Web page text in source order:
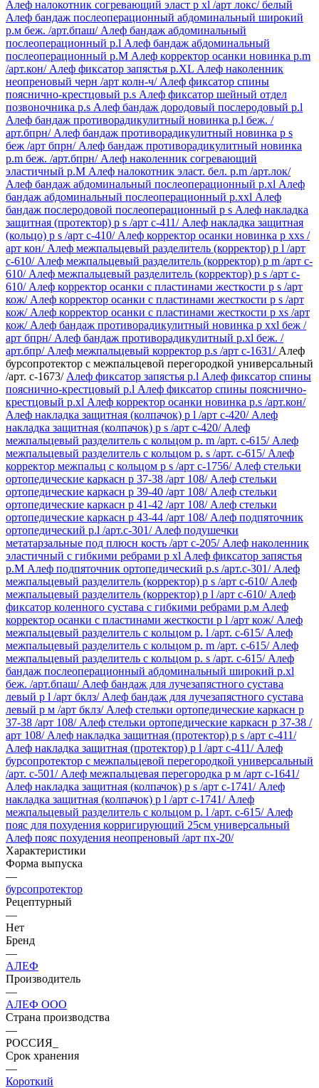
Алеф налокотник согревающий эласт р xl /арт локс/ белый
Алеф бандаж послеоперационный абдоминальный широкий
р.м беж. /арт.бпаш/ Алеф бандаж абдоминальный
послеоперационный р.l Алеф бандаж абдоминальный
послеоперационный р.М Алеф корректор осанки новинка р.m
/арт.кон/ Алеф фиксатор запястья р.XL Алеф наколенник
неопреновый черн /арт колн-ч/ Алеф фиксатор спины
пояснично-крестцовый р.s Алеф фиксатор шейный отдел
позвоночника р.s Алеф бандаж дородовый послеродовый р.l
Алеф бандаж противорадикулитный новинка р.l беж. /
арт.бпрн/ Алеф бандаж противорадикулитный новинка р s
беж /арт бпрн/ Алеф бандаж противорадикулитный новинка
р.m беж. /арт.бпрн/ Алеф наколенник согревающий
эластичный р.М Алеф налокотник эласт. бел. р.m /арт.лок/
Алеф бандаж абдоминальный послеоперационный р.xl Алеф
бандаж абдоминальный послеоперационный р.xxl Алеф
бандаж послеродовой послеоперационный р s Алеф накладка
защитная (протектор) р s /арт с-411/ Алеф накладка защитная
(кольцо) р s /арт с-410/ Алеф корректор осанки новинка р xxs /
арт кон/ Алеф межпальцевый разделитель (корректор) р l /арт
c-610/ Алеф межпальцевый разделитель (корректор) р m /арт c-
610/ Алеф межпальцевый разделитель (корректор) р s /арт c-
610/ Алеф корректор осанки с пластинами жесткости р s /арт
кож/ Алеф корректор осанки с пластинами жесткости р s /арт
кож/ Алеф корректор осанки с пластинами жесткости р xs /арт
кож/ Алеф бандаж противорадикулитный новинка р xxl беж /
арт бпрн/ Алеф бандаж противорадикулитный р.xl беж. /
арт.бпр/ Алеф межпальцевый корректор р.s /арт c-1631/ Алеф
бурсопротектор с межпальцевой перегородкой универсальный
/арт. c-1673/ Алеф фиксатор запястья р.l Алеф фиксатор спины
пояснично-крестцовый р.l Алеф фиксатор спины пояснично-
крестцовый р.xl Алеф корректор осанки новинка р.s /арт.кон/
Алеф накладка защитная (колпачок) р l /арт с-420/ Алеф
накладка защитная (колпачок) р s /арт с-420/ Алеф
межпальцевый разделитель с кольцом р. m /арт. c-615/ Алеф
межпальцевый разделитель с кольцом р. s /арт. c-615/ Алеф
корректор межпальц с кольцом р s /арт c-1756/ Алеф стельки
ортопедические каркасн р 37-38 /арт 108/ Алеф стельки
ортопедические каркасн р 39-40 /арт 108/ Алеф стельки
ортопедические каркасн р 41-42 /арт 108/ Алеф стельки
ортопедические каркасн р 43-44 /арт 108/ Алеф подпяточник
ортопедический р.l /арт.с-301/ Алеф подушечки
метатарзальные под плюсн кость /арт с-205/ Алеф наколенник
эластичный с гибкими ребрами р xl Алеф фиксатор запястья
р.М Алеф подпяточник ортопедический р.s /арт.с-301/ Алеф
межпальцевый разделитель (корректор) р s /арт c-610/ Алеф
межпальцевый разделитель (корректор) р l /арт c-610/ Алеф
фиксатор коленного сустава с гибкими ребрами р.м Алеф
корректор осанки с пластинами жесткости р l /арт кож/ Алеф
межпальцевый разделитель с кольцом р. l /арт. c-615/ Алеф
межпальцевый разделитель с кольцом р. m /арт. c-615/ Алеф
межпальцевый разделитель с кольцом р. s /арт. c-615/ Алеф
бандаж послеоперационный абдоминальный широкий р.xl
беж. /арт.бпаш/ Алеф бандаж для лучезапястного сустава
левый р l /арт бклз/ Алеф бандаж для лучезапястного сустава
левый р м /арт бклз/ Алеф стельки ортопедические каркасн р
37-38 /арт 108/ Алеф стельки ортопедические каркасн р 37-38 /
арт 108/ Алеф накладка защитная (протектор) р s /арт с-411/
Алеф накладка защитная (протектор) р l /арт с-411/ Алеф
бурсопротектор с межпальцевой перегородкой универсальный
/арт. c-501/ Алеф межпальцевая перегородка р м /арт c-1641/
Алеф накладка защитная (колпачок) р s /арт с-1741/ Алеф
накладка защитная (колпачок) р l /арт с-1741/ Алеф
межпальцевый разделитель с кольцом р. l /арт. c-615/ Алеф
пояс для похудения корригирующий 25см универсальный
Алеф пояс похудения неопреновый /арт пх-20/
Характеристики
Форма выпуска
—
бурсопротектор
Рецептурный
—
Нет
Бренд
—
АЛЕФ
Производитель
—
АЛЕФ ООО
Страна производства
—
РОССИЯ_
Срок хранения
—
Короткий